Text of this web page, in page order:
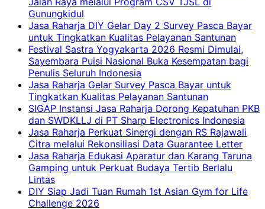
Gunungkidul
Jasa Raharja DIY Gelar Day 2 Survey Pasca Bayar
untuk Tingkatkan Kualitas Pelayanan Santunan
Festival Sastra Yogyakarta 2026 Resmi Dimulai,
Sayembara Puisi Nasional Buka Kesempatan bagi
Penulis Seluruh Indonesia
Jasa Raharja Gelar Survey Pasca Bayar untuk
Tingkatkan Kualitas Pelayanan Santunan
SIGAP Instansi Jasa Raharja Dorong Kepatuhan PKB
dan SWDKLLJ di PT Sharp Electronics Indonesia
Jasa Raharja Perkuat Sinergi dengan RS Rajawali
Citra melalui Rekonsiliasi Data Guarantee Letter
Jasa Raharja Edukasi Aparatur dan Karang Taruna
Gamping untuk Perkuat Budaya Tertib Berlalu
Lintas
DIY Siap Jadi Tuan Rumah 1st Asian Gym for Life
Challenge 2026